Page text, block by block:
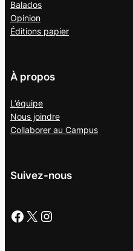
Balados
Opinion
Éditions papier
À propos
L’équipe
Nous joindre
Collaborer au Campus
Suivez-nous
Facebook X Instagram